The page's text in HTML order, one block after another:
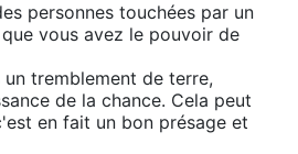
personnes touchées par un
vous avez le pouvoir de
tremblement de terre,
de la chance. Cela peut
en fait un bon présage et